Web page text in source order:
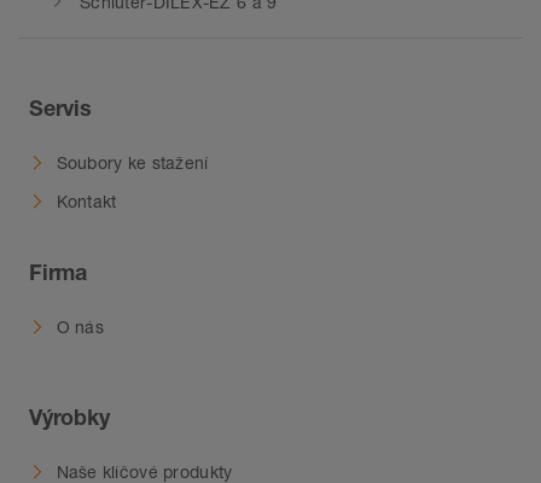
Servis
Soubory ke stažení
Kontakt
Firma
O nás
Výrobky
Naše klíčové produkty